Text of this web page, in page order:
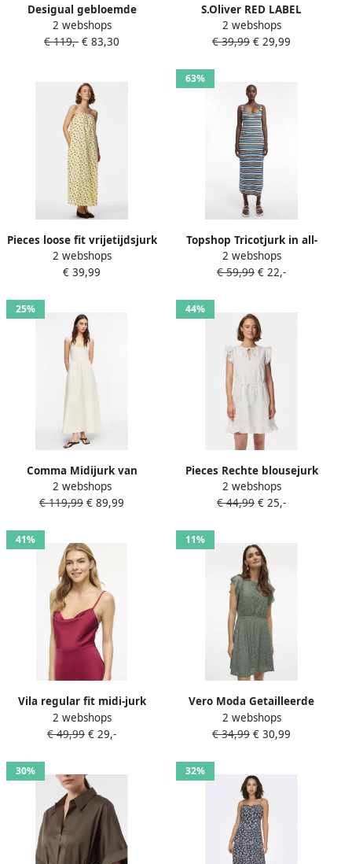
Desigual gebloemde
zomerjurk rood
2 webshops
€ 119,- € 83,30
S.Oliver RED LABEL
Getailleerde vrijetijdsjurk
van katoenmix
2 webshops
€ 39,99 € 29,99
Pieces loose fit vrijetijdsjurk
van puur katoen model
'PARKER'
2 webshops
€ 39,99
63%
Topshop Tricotjurk in all-
over look model 'CAJSA'
2 webshops
€ 59,99 € 22,-
25%
Comma Midijurk van
katoenmix met carréhals
2 webshops
€ 119,99 € 89,99
44%
Pieces Rechte blousejurk
van puur katoen model
'PCGOLDIE'
2 webshops
€ 44,99 € 25,-
41%
Vila regular fit midi-jurk
met rugdecolleté model
'Ravenna'
2 webshops
€ 49,99 € 29,-
11%
Vero Moda Getailleerde
zomerjurk met
ajourpatroon model 'TASSA'
2 webshops
€ 34,99 € 30,99
30% 32%